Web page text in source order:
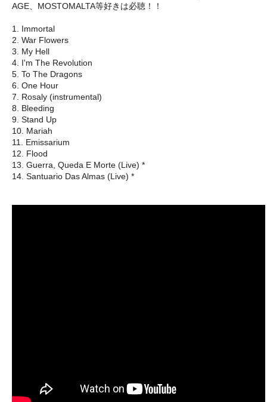
AGE、MOSTOMALTA等好きは必聴！！
1. Immortal
2. War Flowers
3. My Hell
4. I'm The Revolution
5. To The Dragons
6. One Hour
7. Rosaly (instrumental)
8. Bleeding
9. Stand Up
10. Mariah
11. Emissarium
12. Flood
13. Guerra, Queda E Morte (Live) *
14. Santuario Das Almas (Live) *